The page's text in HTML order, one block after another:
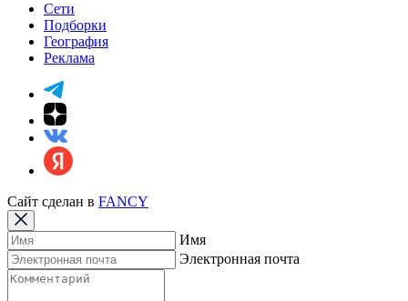
Сети
Подборки
География
Реклама
Сайт сделан в FANCY
Имя
Электронная почта